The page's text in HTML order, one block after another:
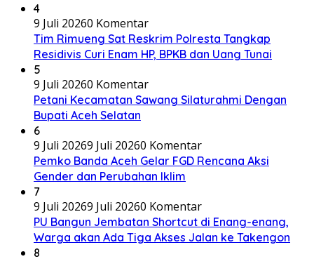
4
9 Juli 20260 Komentar
Tim Rimueng Sat Reskrim Polresta Tangkap
Residivis Curi Enam HP, BPKB dan Uang Tunai
5
9 Juli 20260 Komentar
Petani Kecamatan Sawang Silaturahmi Dengan
Bupati Aceh Selatan
6
9 Juli 20269 Juli 20260 Komentar
Pemko Banda Aceh Gelar FGD Rencana Aksi
Gender dan Perubahan Iklim
7
9 Juli 20269 Juli 20260 Komentar
PU Bangun Jembatan Shortcut di Enang-enang,
Warga akan Ada Tiga Akses Jalan ke Takengon
8